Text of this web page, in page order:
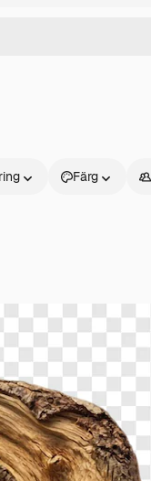
Färg
Kom igång
Academy
Support